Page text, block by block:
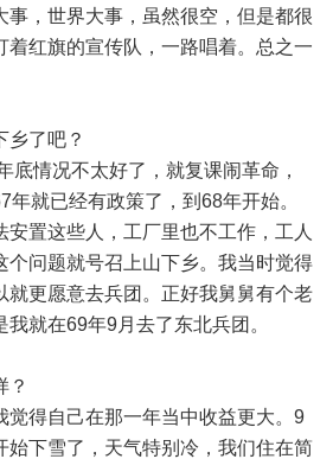
事，世界大事，虽然很空，但是都很
着红旗的宣传队，一路唱着。总之一
乡了吧？
底情况不太好了，就复课闹革命，
年就已经有政策了，到68年开始。
安置这些人，工厂里也不工作，工人
个问题就号召上山下乡。我当时觉得
就更愿意去兵团。正好我舅舅有个老
就在69年9月去了东北兵团。
？
觉得自己在那一年当中收益更大。9
始下雪了，天气特别冷，我们住在简